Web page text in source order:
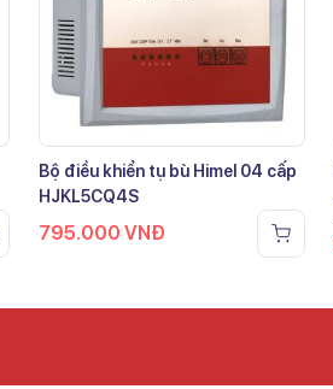
Bộ điều khiển tụ bù Himel 04 cấp
HJKL5CQ4S
795.000VNĐ